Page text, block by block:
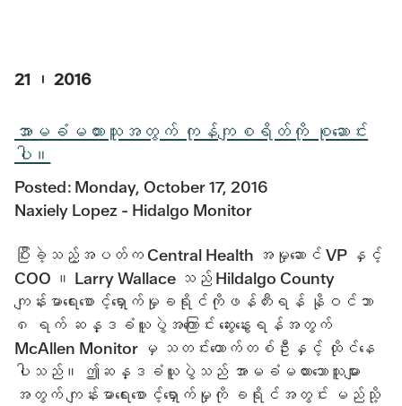
21 ၊ 2016
အာမခံမထားသူအတွက် ကုန်ကျစရိတ်ကို စုဆောင်း
ပါ။
Posted: Monday, October 17, 2016
Naxiely Lopez - Hidalgo Monitor
ပြီးခဲ့သည့်အပတ်က Central Health အမှုဆောင် VP နှင့်
COO ။ Larry Wallace သည် Hildalgo County
ကျန်းမာရေးစောင့်ရှောက်မှုခရိုင်ကိုဖန်တီးရန် နိုဝင်ဘာ
၈ ရက် ဆန္ဒခံယူပွဲအကြောင်း ဆွေးနွေးရန်အတွက်
McAllen Monitor မှ သတင်းထောက်တစ်ဦးနှင့် ထိုင်နေ
ပါသည်။ ဤဆန္ဒခံယူပွဲသည် အာမခံမထားသောသူများ
အတွက် ကျန်းမာရေးစောင့်ရှောက်မှုကို ခရိုင်အတွင်း မည်သို့